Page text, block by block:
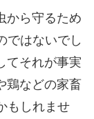
から守るため
ではないでし
てそれが事実
鶏などの家畜
もしれませ